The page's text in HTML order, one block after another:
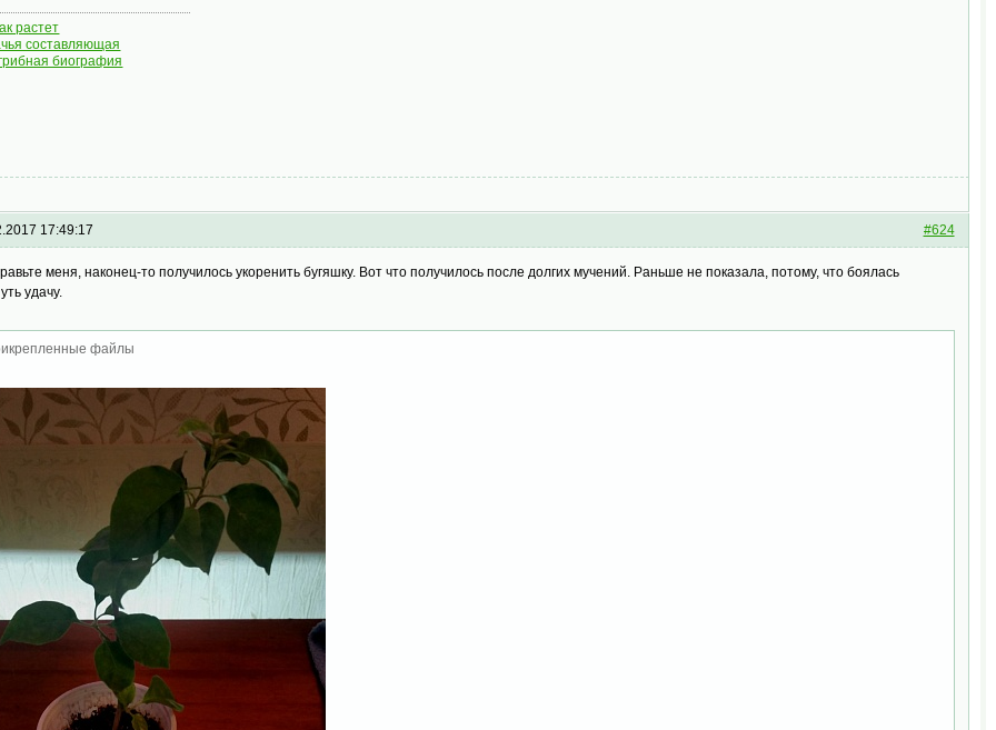
растет
составляющая
биография
#624
17:49:17
меня, наконец-то получилось укоренить бугяшку. Вот что получилось после долгих мучений. Раньше не показала, потому, что боялась
удачу.
файлы